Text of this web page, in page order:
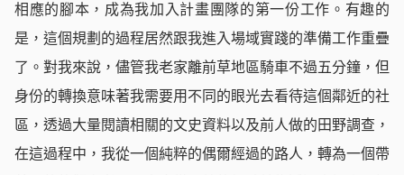
相應的腳本，成為我加入計畫團隊的第一份工作。有趣的
是，這個規劃的過程居然跟我進入場域實踐的準備工作重疊
了。對我來說，儘管我老家離前草地區騎車不過五分鐘，但
身份的轉換意味著我需要用不同的眼光去看待這個鄰近的社
區，透過大量閱讀相關的文史資料以及前人做的田野調查，
在這過程中，我從一個純粹的偶爾經過的路人，轉為一個帶